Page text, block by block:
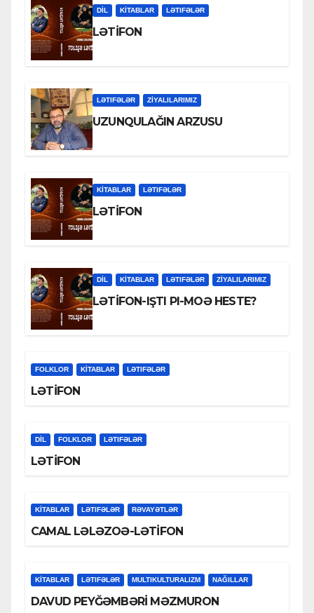
DİL KİTABLAR LƏTIFƏLƏR
LƏTİFON
LƏTIFƏLƏR ZİYALILARIMIZ
UZUNQULAĞIN ARZUSU
KİTABLAR LƏTIFƏLƏR
LƏTİFON
DİL KİTABLAR LƏTIFƏLƏR ZİYALILARIMIZ
LƏTİFON-IŞTI PI-MOƏ HESTE?
FOLKLOR KİTABLAR LƏTIFƏLƏR
LƏTİFON
DİL FOLKLOR LƏTIFƏLƏR
LƏTİFON
KİTABLAR LƏTIFƏLƏR RƏVAYƏTLƏR
CAMAL LƏLƏZOƏ-LƏTİFON
KİTABLAR LƏTIFƏLƏR MULTIKULTURALIZM NAĞILLAR
DAVUD PEYĞƏMBƏRİ MƏZMURON